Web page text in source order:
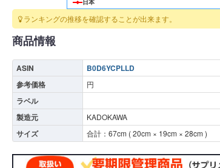
日本
ランキングの推移を確認することが出来ます。
商品情報
ASIN B0D6YCPLLD
参考価格
円
ラベル
製造元
KADOKAWA
サイズ 合計： 67cm (20cm × 19cm × 28cm )